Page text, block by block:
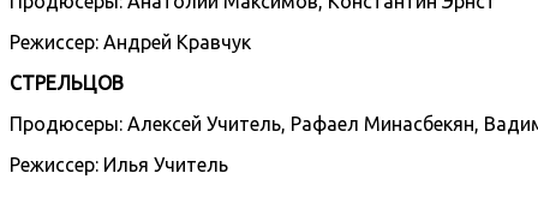
Режиссер: Андрей Кравчук
СТРЕЛЬЦОВ
Продюсеры: Алексей Учитель, Рафаел Минасбекян,
Режиссер: Илья Учитель